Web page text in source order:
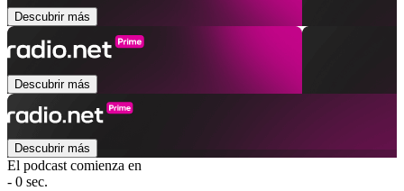
Descubrir más
Descubrir más
Descubrir más
El podcast comienza en
- 0 sec.